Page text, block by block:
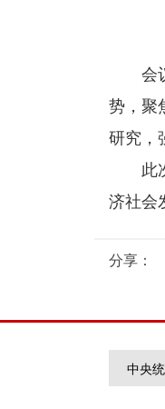
会
势，聚
研究，
此
济社会
分享：
中央